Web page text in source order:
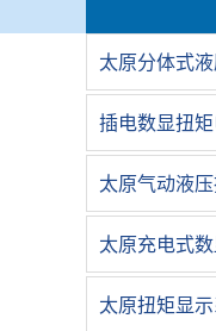
太原分体式
插电数显扭
太原气动液
太原充电式
太原扭矩显